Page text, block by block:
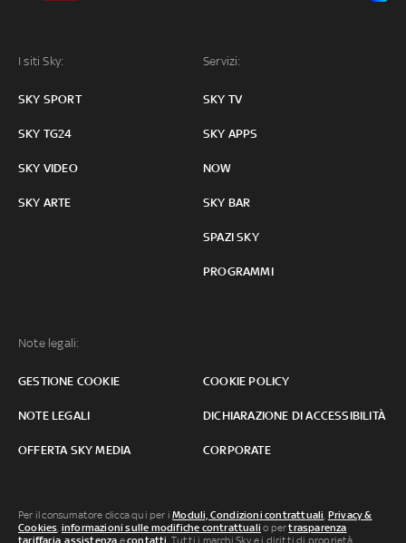
I siti Sky:
SKY SPORT
SKY TG24
SKY VIDEO
SKY ARTE
Servizi:
SKY TV
SKY APPS
NOW
SKY BAR
SPAZI SKY
PROGRAMMI
Note legali:
GESTIONE COOKIE COOKIE POLICY
NOTE LEGALI DICHIARAZIONE DI ACCESSIBILITÀ
OFFERTA SKY MEDIA CORPORATE
Per il consumatore clicca qui per iModuli, Condizioni contrattuali, Privacy &
Cookies, informazioni sulle modifiche contrattuali o pertrasparenza
tariffaria ,assistenza econtatti . Tutti i marchi Sky e i diritti di proprietà